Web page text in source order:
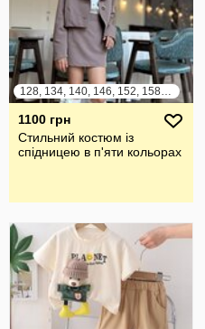
128, 134, 140, 146, 152, 158, 164
1100 грн
Стильний костюм із
спідницею в п'яти кольорах